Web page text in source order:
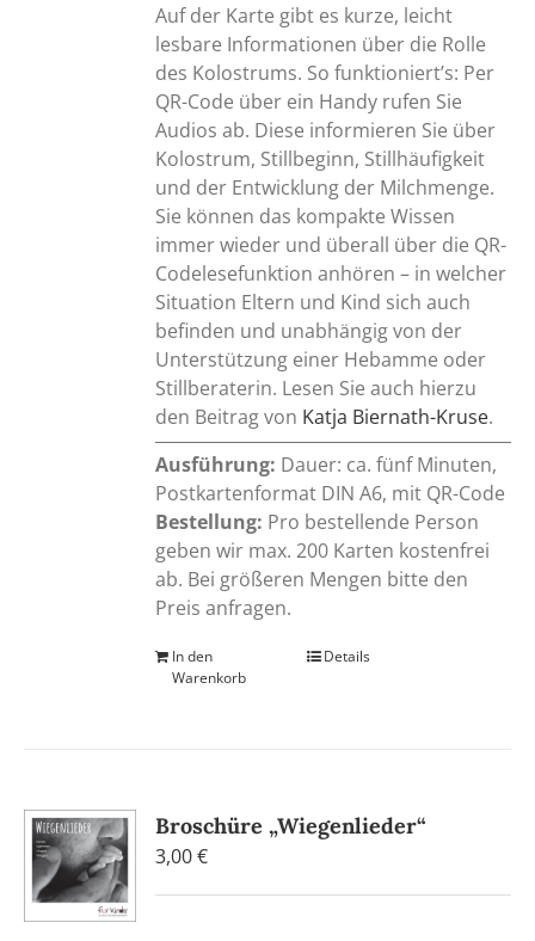
Auf der Karte gibt es kurze, leicht
lesbare Informationen über die Rolle
des Kolostrums. So funktioniert’s: Per
QR-Code über ein Handy rufen Sie
Audios ab. Diese informieren Sie über
Kolostrum, Stillbeginn, Stillhäufigkeit
und der Entwicklung der Milchmenge.
Sie können das kompakte Wissen
immer wieder und überall über die QR-
Codelesefunktion anhören – in welcher
Situation Eltern und Kind sich auch
befinden und unabhängig von der
Unterstützung einer Hebamme oder
Stillberaterin. Lesen Sie auch hierzu
den Beitrag von Katja Biernath-Kruse.
Ausführung: Dauer: ca. fünf Minuten,
Postkartenformat DIN A6, mit QR-Code
Bestellung: Pro bestellende Person
geben wir max. 200 Karten kostenfrei
ab. Bei größeren Mengen bitte den
Preis anfragen.
In den
Warenkorb
Details
Broschüre „Wiegenlieder“
3,00€